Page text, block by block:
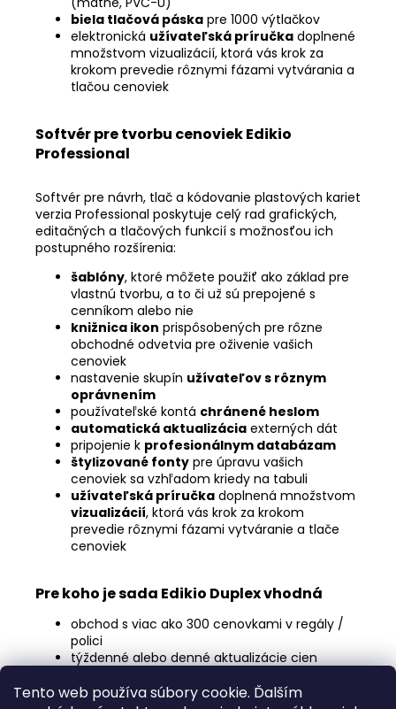
Tento web používa súbory cookie. Ďalším
biela tlačová páska pre 1000 výtlačkov
elektronická užívateľská príručka doplnené
množstvom vizualizácií, ktorá vás krok za
krokom prevedie rôznymi fázami vytvárania a
tlačou cenoviek
Softvér pre tvorbu cenoviek Edikio
Professional
Softvér pre návrh, tlač a kódovanie plastových kariet
verzia Professional poskytuje celý rad grafických,
editačných a tlačových funkcií s možnosťou ich
postupného rozšírenia:
šablóny, ktoré môžete použiť ako základ pre
vlastnú tvorbu, a to či už sú prepojené s
cenníkom alebo nie
knižnica ikon prispôsobených pre rôzne
obchodné odvetvia pre oživenie vašich
cenoviek
nastavenie skupín užívateľov s rôznym
oprávnením
používateľské kontá chránené heslom
automatická aktualizácia externých dát
pripojenie k profesionálnym databázam
štylizované fonty pre úpravu vašich
cenoviek sa vzhľadom kriedy na tabuli
užívateľská príručka doplnená množstvom
vizualizácií, ktorá vás krok za krokom
prevedie rôznymi fázami vytváranie a tlače
cenoviek
Pre koho je sada Edikio Duplex vhodná
obchod s viac ako 300 cenovkami v regály /
polici
týždenné alebo denné aktualizácie cien